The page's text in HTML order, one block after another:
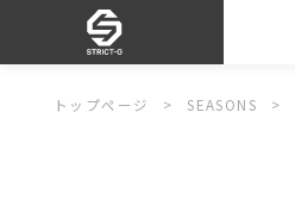
トップページ SEASONS